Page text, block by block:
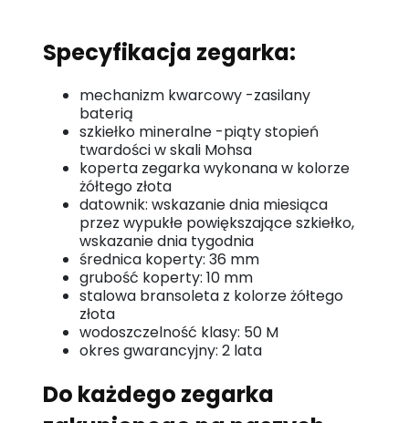
Specyfikacja zegarka:
mechanizm kwarcowy -zasilany
baterią
szkiełko mineralne -piąty stopień
twardości w skali Mohsa
koperta zegarka wykonana w kolorze
żółtego złota
datownik: wskazanie dnia miesiąca
przez wypukłe powiększające szkiełko,
wskazanie dnia tygodnia
średnica koperty: 36 mm
grubość koperty: 10 mm
stalowa bransoleta z kolorze żółtego
złota
wodoszczelność klasy: 50 M
okres gwarancyjny: 2 lata
Do każdego zegarka